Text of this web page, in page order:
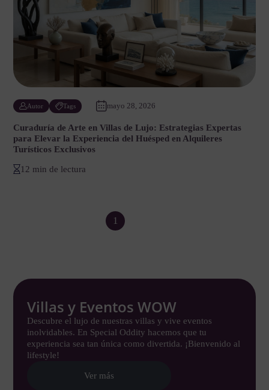
Autor Tags mayo 28, 2026
Curaduría de Arte en Villas de Lujo: Estrategias Expertas
para Elevar la Experiencia del Huésped en Alquileres
Turísticos Exclusivos
12 min de lectura
1
Villas y Eventos WOW
Descubre el lujo de nuestras villas y vive eventos
inolvidables. En Special Oddity hacemos que tu
experiencia sea tan única como divertida. ¡Bienvenido al
lifestyle!
Ver más